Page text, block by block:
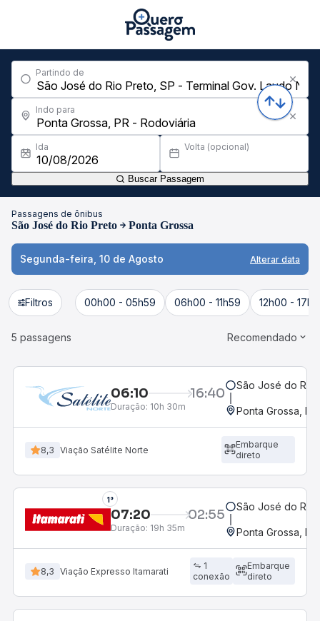
Partindo de
Indo para
Ida Volta (opcional)
Buscar Passagem
Passagens de ônibus
São José do Rio Preto Ponta Grossa
Segunda-feira, 10 de Agosto Alterar data
Filtros 00h00 - 05h59 06h00 - 11h59 12h00 -
5 passagens Recomendado
06:10 16:40
Duração: 10h 30m
São José do Rio
Ponta Grossa,
8,3 Viação Satélite Norte
Embarque
direto
1°
07:20 02:55
Duração: 19h 35m
São José do Rio
Ponta Grossa,
8,3 Viação Expresso Itamarati
1
conexão
Embarque
direto